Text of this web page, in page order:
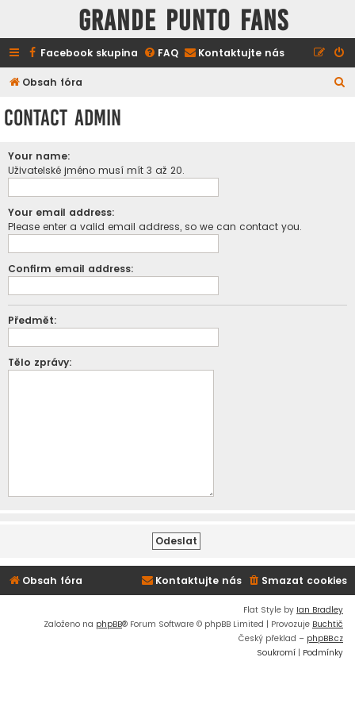
GRANDE PUNTO FANS
Facebook skupina FAQ Kontaktujte nás
Obsah fóra
Contact Admin
Your name:
Uživatelské jméno musí mít 3 až 20.
Your email address:
Please enter a valid email address, so we can contact you.
Confirm email address:
Předmět:
Tělo zprávy:
Obsah fóra Smazat cookies
Kontaktujte nás
Flat Style by Ian Bradley
Založeno na phpBB® Forum Software © phpBB Limited | Provozuje Buchtič
Český překlad – phpBB.cz
Soukromí | Podmínky